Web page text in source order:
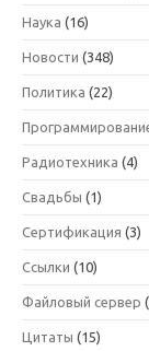
Наука (16)
Новости (348)
Политика (22)
Радиотехника (4)
Свадьбы (1)
Сертификация (3)
Ссылки (10)
Файловый сервер
Цитаты (15)